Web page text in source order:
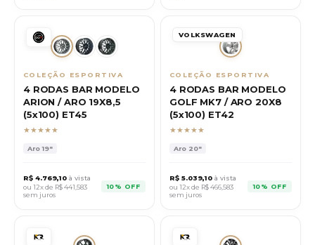
COLEÇÃO ESPORTIVA
4 RODAS BAR MODELO
ARION / ARO 19X8,5
(5x100) ET45
★★★★★
Aro19"
R$ 4.769,10 à vista
ou 12x de R$441,583
sem juros
10% OFF
VOLKSWAGEN
COLEÇÃO ESPORTIVA
4 RODAS BAR MODELO
GOLF MK7 / ARO 20X8
(5x100) ET42
★★★★★
Aro 20"
R$ 5.039,10 à vista
ou 12x de R$466,583
sem juros
10% OFF